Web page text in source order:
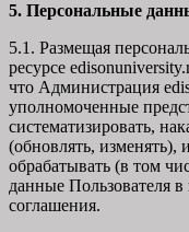
5. Персональные
5.1. Размещая
ресурсе
что Администрация
уполномоченные
систематизировать,
(обновлять, изменять),
обрабатывать (в том
данные Пользователя
соглашения.